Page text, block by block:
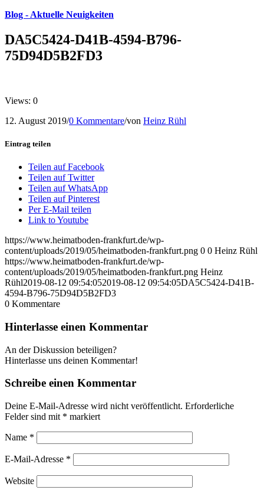
Blog - Aktuelle Neuigkeiten
DA5C5424-D41B-4594-B796-
75D94D5B2FD3
Views: 0
12. August 2019/0 Kommentare/von Heinz Rühl
Eintrag teilen
Teilen auf Facebook
Teilen auf Twitter
Teilen auf WhatsApp
Teilen auf Pinterest
Per E-Mail teilen
Link to Youtube
https://www.heimatboden-frankfurt.de/wp-
content/uploads/2019/05/heimatboden-frankfurt.png 0 0 Heinz Rühl
https://www.heimatboden-frankfurt.de/wp-
content/uploads/2019/05/heimatboden-frankfurt.png Heinz
Rühl2019-08-12 09:54:052019-08-12 09:54:05DA5C5424-D41B-
4594-B796-75D94D5B2FD3
0 Kommentare
Hinterlasse einen Kommentar
An der Diskussion beteiligen?
Hinterlasse uns deinen Kommentar!
Schreibe einen Kommentar
Deine E-Mail-Adresse wird nicht veröffentlicht. Erforderliche
Felder sind mit * markiert
Name *
E-Mail-Adresse *
Website